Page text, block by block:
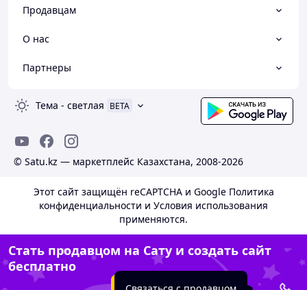
Продавцам
О нас
Партнеры
Тема - светлая BETA
© Satu.kz — маркетплейс Казахстана, 2008-2026
Этот сайт защищён reCAPTCHA и Google Политика
конфиденциальности и Условия использования
применяются.
Стать продавцом на Сату и создать сайт
бесплатно